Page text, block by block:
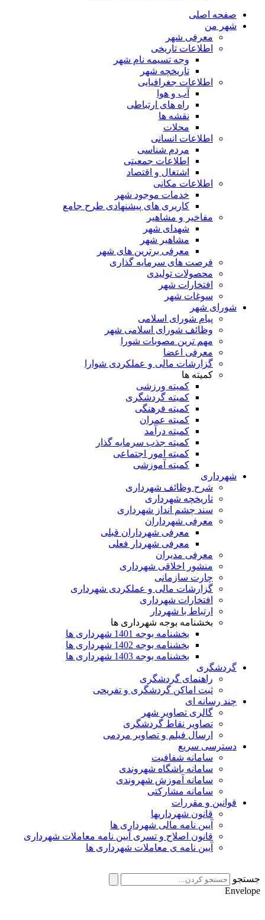
صفحه اصلی
شهر من
معرفی شهر
اطلاعات تاریخی
وجه تسیمه نام شهر
تاریخچه شهر
اطلاعات جغرافیایی
آب و هوا
راه های ارتباطی
نقشه ها
محلات
اطلاعات انسانی
مردم شناسی
اطلاعات جمعیتی
اشتغال و اقتصاد
اطلاعات مکانی
خدمات موجود شهر
کاربری های پیشنهادی طرح جامع
مفاخیر و مشاهیر
شهدای شهر
مشاهیر شهر
معرفی برترین های شهر
فرصت های سرمایه گذاری
محصولات تولیدی
افتخارات شهر
سوغات شهر
شورای شهر
پیام شورای اسلامی
وظائف شورای اسلامی شهر
مهم ترین مصوبات شورا
معرفی اعضا
گزارشات مالی و عملکردی شوارا
کمیته ها
کمیته ورزشی
کمیته گردشگری
کمیته فرهنگی
کمیته عمران
کمیته درآمد
کمیته جذب سرمایه گذار
کمیته امور اجتماعی
کمیته آموزشی
شهرداری
شرح وظائف شهرداری
تاریخچه شهرداری
سند چشم انداز شهرداری
معرفی شهرداران
معرفی شهرداران قبلی
معرفی شهردار فعلی
معرفی مدیران
منشور اخلاقی شهرداری
چارت سازمانی
گزارشات مالی و عملکردی شهرداری
افتخارات شهرداری
ارتباط با شهردار
بخشنامه بوجه شهرداری ها
بخشنامه بوجه 1401 شهرداری ها
بخشنامه بوجه 1402 شهرداری ها
بخشنامه بوجه 1403 شهرداری ها
گردشگری
راهنمای گردشگری
ثبت اماکن گردشگری و تفریحی
چند رسانه ای
گالری تصاویر شهر
تصاویر نقاط گردشگری
ارسال فیلم و تصاویر مردمی
دسترسی سریع
سامانه شفافیت
سامانه باشگاه شهروندی
سامانه آموزش شهروندی
سامانه مشارکتی
قوانین و مقررات
قانون شهرداریها
آیین نامه مالی شهرداری ها
قانون اصلاح و تسری آیین نامه معاملات شهرداری
آیین نامه ی معاملات شهرداری ها
جستجو
Envelope